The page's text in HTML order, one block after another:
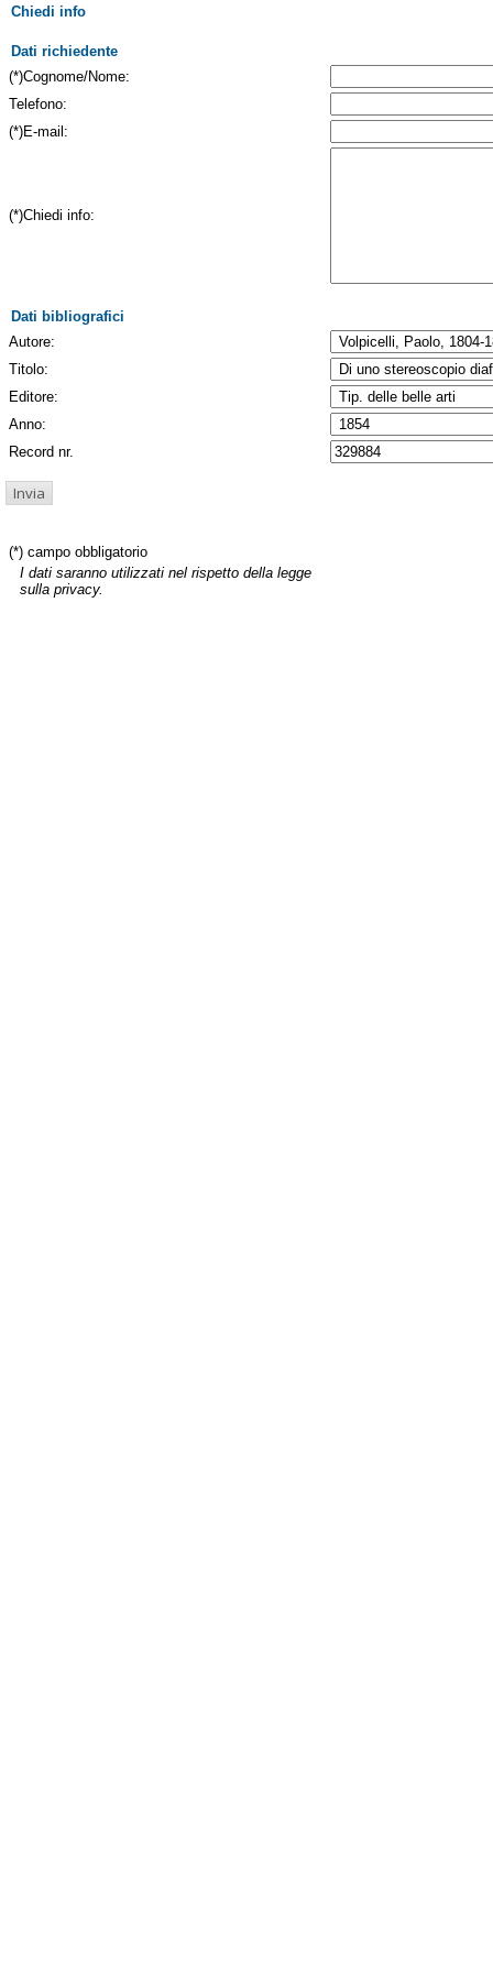
Chiedi info
Dati richiedente
(*)Cognome/Nome:
Telefono:
(*)E-mail:
(*)Chiedi info:
Dati bibliografici
Autore:
Titolo:
Editore:
Anno:
Record nr.
(*) campo obbligatorio
I dati saranno utilizzati nel rispetto della legge
sulla privacy.